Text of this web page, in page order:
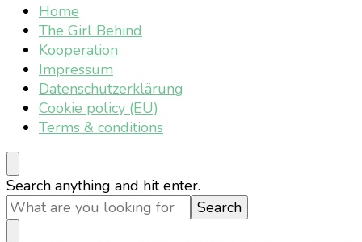
Home
The Girl Behind
Kooperation
Impressum
Datenschutzerklärung
Cookie policy (EU)
Terms & conditions
Looking
for
Something?
Search anything and hit enter.